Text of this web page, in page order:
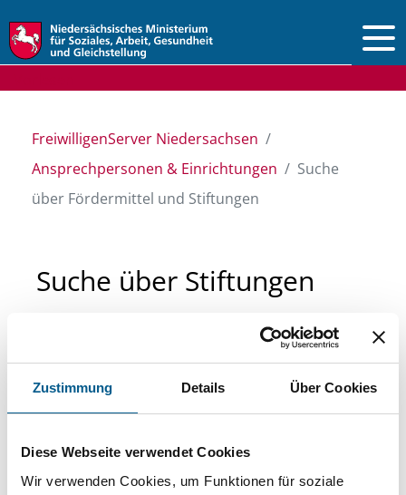
Zustimmung Details Über Cookies
Diese Webseite verwendet Cookies
Wir verwenden Cookies, um Funktionen für soziale
FreiwilligenServer Niedersachsen
Ansprechpersonen & Einrichtungen
Suche
über Fördermittel und Stiftungen
Suche über Stiftungen
Sie suchen finanzielle Unterstützung für ein
Projekt oder ein Vorhaben? Hier können Sie
direkt über unsere Fördermitteldatenbank und
Stiftungsdatenbank recherchieren. Bei der